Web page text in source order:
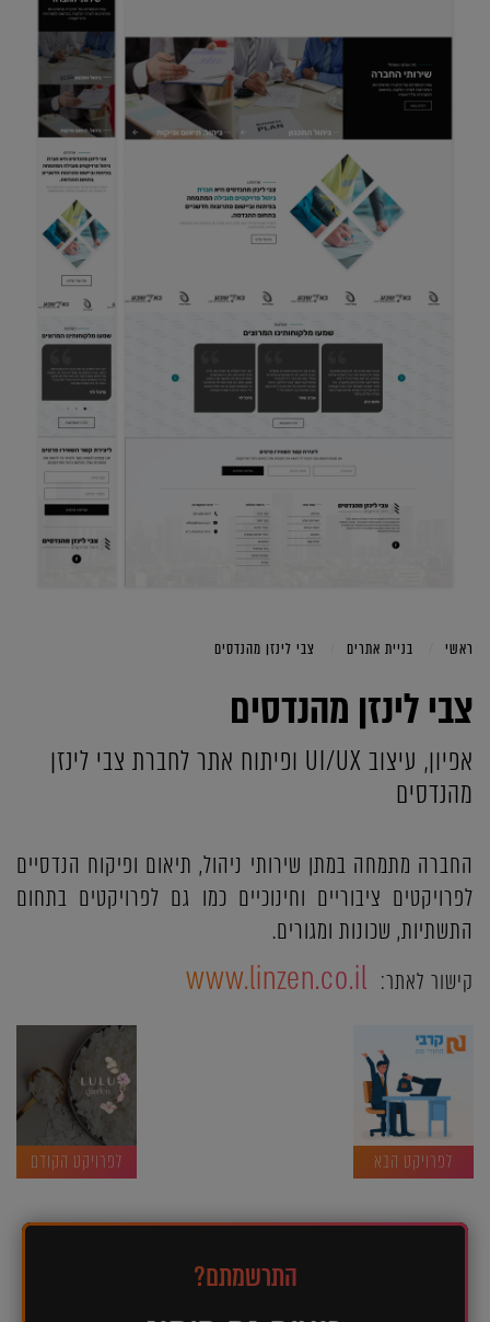
ראשי בניית אתרים צבי לינזן מהנדסים
צבי לינזן מהנדסים
אפיון, עיצוב UI/UX ופיתוח אתר לחברת צבי לינזן
מהנדסים
החברה מתמחה במתן שירותי ניהול, תיאום ופיקוח הנדסיים
לפרויקטים ציבוריים וחינוכיים כמו גם לפרויקטים בתחום
התשתיות, שכונות ומגורים.
קישור לאתר: www.linzen.co.il
לפרויקט הבא לפרויקט הקודם
התרשמתם?